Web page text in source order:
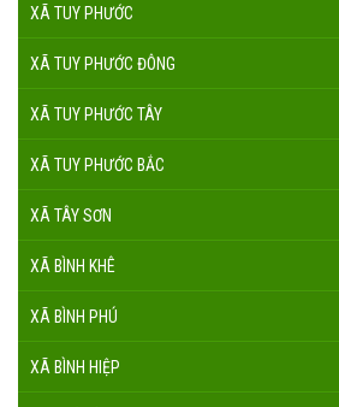
XÃ TUY PHƯỚC
XÃ TUY PHƯỚC ĐÔNG
XÃ TUY PHƯỚC TÂY
XÃ TUY PHƯỚC BẮC
XÃ TÂY SƠN
XÃ BÌNH KHÊ
XÃ BÌNH PHÚ
XÃ BÌNH HIỆP